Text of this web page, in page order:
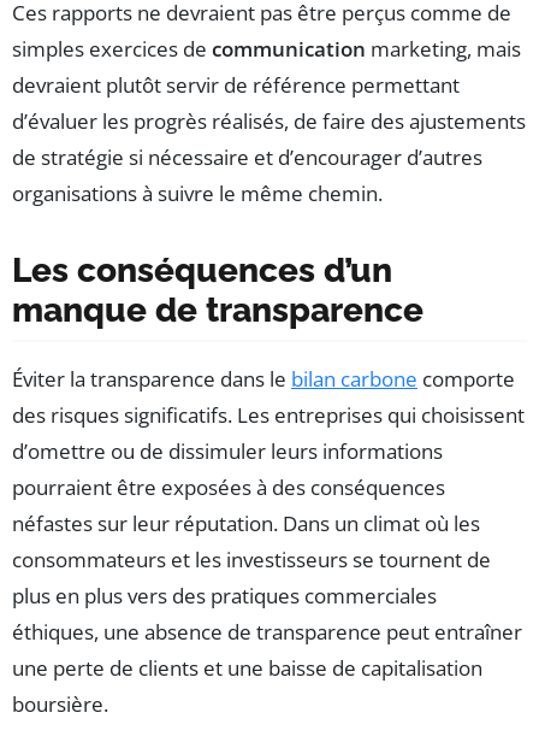
Ces rapports ne devraient pas être perçus comme de
simples exercices de communication marketing, mais
devraient plutôt servir de référence permettant
d’évaluer les progrès réalisés, de faire des ajustements
de stratégie si nécessaire et d’encourager d’autres
organisations à suivre le même chemin.
Les conséquences d’un
manque de transparence
Éviter la transparence dans le bilan carbone comporte
des risques significatifs. Les entreprises qui choisissent
d’omettre ou de dissimuler leurs informations
pourraient être exposées à des conséquences
néfastes sur leur réputation. Dans un climat où les
consommateurs et les investisseurs se tournent de
plus en plus vers des pratiques commerciales
éthiques, une absence de transparence peut entraîner
une perte de clients et une baisse de capitalisation
boursière.